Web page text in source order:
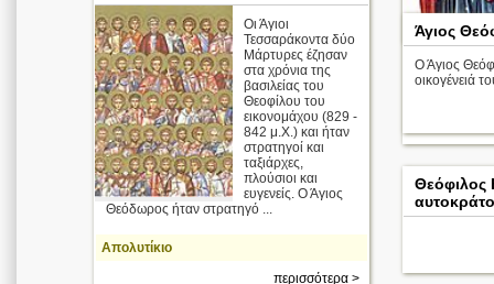
Κιβυραιωτώ
Οι Άγιοι
Τεσσαράκοντα δύο
Μάρτυρες έζησαν
στα χρόνια της
βασιλείας του
Θεοφίλου του
εικονομάχου (829 -
842 μ.Χ.) και ήταν
στρατηγοί και
ταξιάρχες,
πλούσιοι και
ευγενείς. Ο Άγιος
Θεόδωρος ήταν στρατηγό ...
Απολυτίκιο
περισσότερα >
Άγιος
Ο Άγιος
οικογένειά
Θεόφιλος